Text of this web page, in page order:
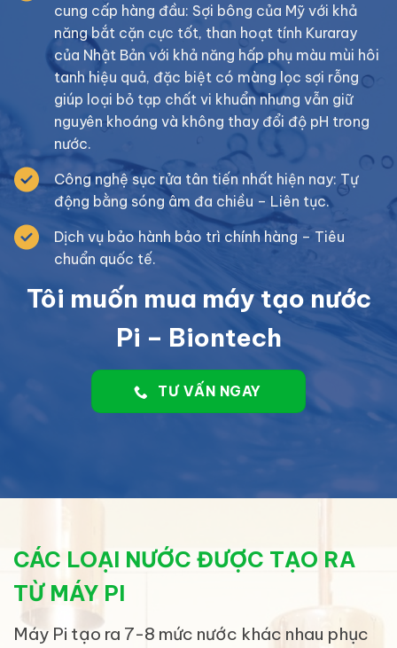
cung cấp hàng đầu: Sợi bông của Mỹ với khả
năng bắt cặn cực tốt, than hoạt tính Kuraray
của Nhật Bản với khả năng hấp phụ màu mùi hôi
tanh hiệu quả, đặc biệt có màng lọc sợi rỗng
giúp loại bỏ tạp chất vi khuẩn nhưng vẫn giữ
nguyên khoáng và không thay đổi độ pH trong
nước.
Công nghệ sục rửa tân tiến nhất hiện nay: Tự
động bằng sóng âm đa chiều – Liên tục.
Dịch vụ bảo hành bảo trì chính hàng – Tiêu
chuẩn quốc tế.
Tôi muốn mua máy tạo nước
Pi – Biontech
TƯ VẤN NGAY
CÁC LOẠI NƯỚC ĐƯỢC TẠO RA
TỪ MÁY PI
Máy Pi tạo ra 7-8 mức nước khác nhau phục